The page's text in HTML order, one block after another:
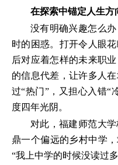
在探索中锚定人生方
没有明确兴趣怎么
时的困惑。打开令人眼
后对应着怎样的未来职
的信息代差，让许多人
过“热门”，又担心入错“
度四年光阴。
对此，福建师范大
鼎一个偏远的乡村中学
“我上中学的时候没读过